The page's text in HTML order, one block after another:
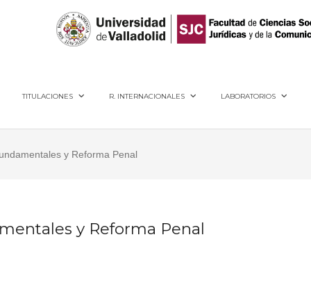
TITULACIONES R. INTERNACIONALES LABORATORIOS
y Reforma Penal
y Reforma Penal